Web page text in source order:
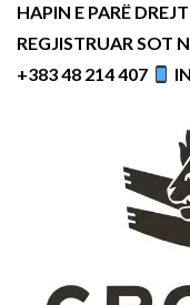
HAPIN E PARË
REGJISTRUAR SOT
+383 48 214 407